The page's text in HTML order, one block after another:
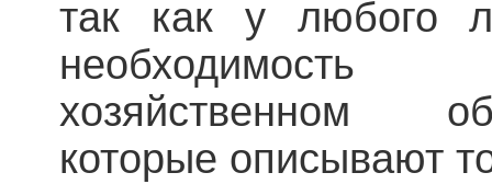
так как у любого
хозяйственном
которые описывают